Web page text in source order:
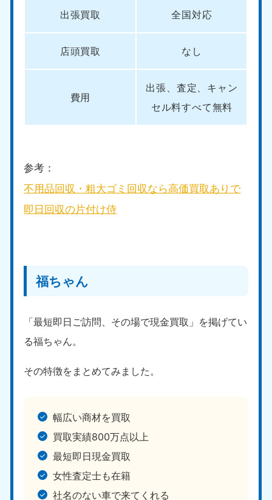
出張買取 全国対応
店頭買取 なし
費用
出張、査定、キャン
セル料すべて無料
参考：
不用品回収・粗大ゴミ回収なら高価買取ありで
即日回収の片付け侍
福ちゃん
「最短即日ご訪問、その場で現金買取」を掲げてい
る福ちゃん。
その特徴をまとめてみました。
幅広い商材を買取
買取実績800万点以上
最短即日現金買取
女性査定士も在籍
社名のない車で来てくれる
和歌山県
050-1881-5248
9:00〜19:00 年中無休
050-1881-5146
山口県
050-1880-9900
9:00〜19:00 年中無休
9:00〜19:00 年中無休
島根県
050-1881-5145
9:00〜19:00 年中無休
050-1880-9899
9:00〜19:00 年中無休
愛媛県
050-1880-9896
9:00〜19:00 年中無休
高知県
九州・沖縄
050-1880-9895
9:00〜19:00 年中無休
050-1880-9891
9:00〜19:00 年中無休